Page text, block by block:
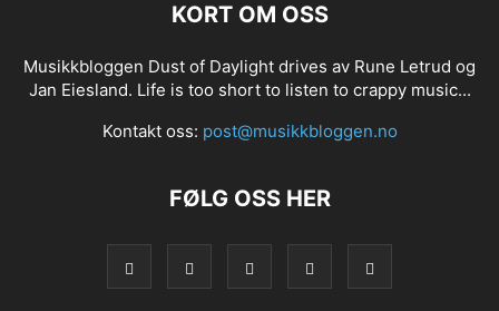
KORT OM OSS
Musikkbloggen Dust of Daylight drives av Rune Letrud og
Jan Eiesland. Life is too short to listen to crappy music...
Kontakt oss: post@musikkbloggen.no
FØLG OSS HER